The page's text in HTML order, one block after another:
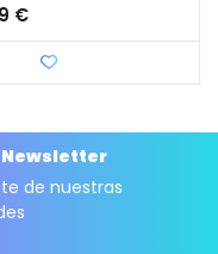
€
Newsletter
de nuestras